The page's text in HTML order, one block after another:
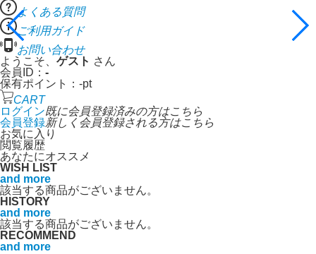
よくある質問
ご利用ガイド
お問い合わせ
ようこそ、 ゲスト さん
会員ID： -
保有ポイント： -pt
CART
ログイン既に会員登録済みの方はこちら
会員登録新しく会員登録される方はこちら
お気に入り
閲覧履歴
あなたにオススメ
WISH LIST
and more
該当する商品がございません。
HISTORY
and more
該当する商品がございません。
RECOMMEND
and more